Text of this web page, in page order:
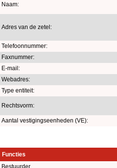
Naam:
Adres van de zetel:
Telefoonnummer:
Faxnummer:
E-mail:
Webadres:
Type entiteit:
Rechtsvorm:
Aantal vestigingseenheden (VE):
Functies
Bestuurder